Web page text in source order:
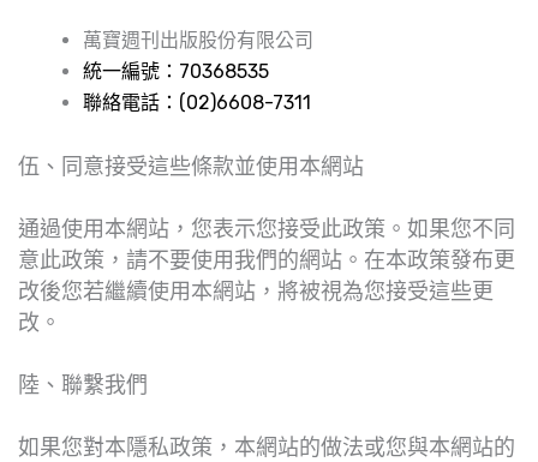
萬寶週刊出版股份有限公司
統一編號：70368535
聯絡電話：(02)6608-7311
伍、同意接受這些條款並使用本網站
通過使用本網站，您表示您接受此政策。如果您不同
意此政策，請不要使用我們的網站。在本政策發布更
改後您若繼續使用本網站，將被視為您接受這些更
改。
陸、聯繫我們
如果您對本隱私政策，本網站的做法或您與本網站的